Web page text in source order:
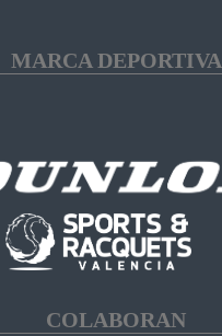
MARCA DEPORTIVA
COLABORAN